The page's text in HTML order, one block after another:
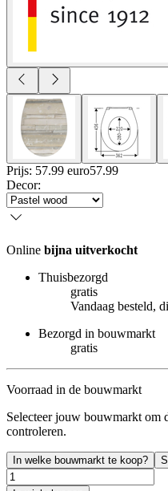
Prijs: 57.99 euro57.99
Decor:
Online bijna uitverkocht
Thuisbezorgd
gratis
Vandaag besteld,
Bezorgd in bouwmarkt
gratis
Voorraad in de bouwmarkt
Selecteer jouw bouwmarkt om
controleren.
In welke bouwmarkt te koop?